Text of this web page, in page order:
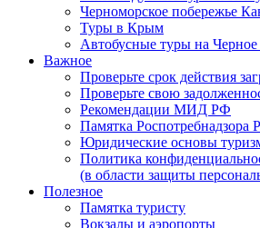
Черноморское побережье
Туры в Крым
Автобусные туры на Черное
Важное
Проверьте срок действия
Проверьте свою
Рекомендации МИД РФ
Памятка Роспотребнадзора
Юридические основы
Политика
(в области защиты
Полезное
Памятка туристу
Вокзалы и аэропорты